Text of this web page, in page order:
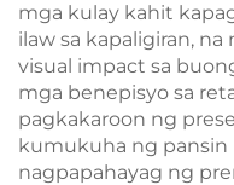
mga kulay kahit
ilaw sa kapaligiran,
visual impact sa
mga benepisyo sa
pagkakaroon ng
kumukuha ng pansin
nagpapahayag ng